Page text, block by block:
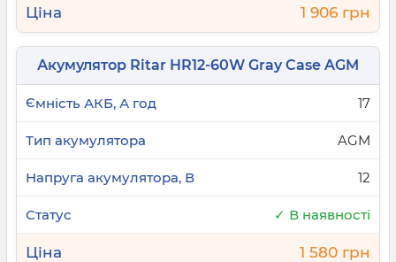
1 906 грн
Акумулятор Ritar HR12-60W Gray Case AGM
17
AGM
12
✓ В наявності
1 580 грн